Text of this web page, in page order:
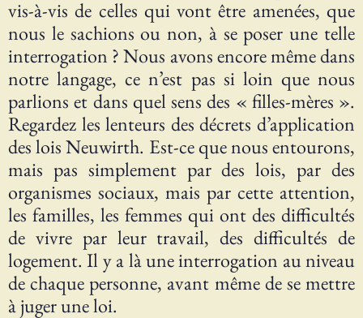
vis-à-vis de celles qui vont être amenées, que
nous le sachions ou non, à se poser une telle
interrogation ? Nous avons encore même dans
notre langage, ce n’est pas si loin que nous
parlions et dans quel sens des « filles-mères ».
Regardez les lenteurs des décrets d’application
des lois Neuwirth. Est-ce que nous entourons,
mais pas simplement par des lois, par des
organismes sociaux, mais par cette attention,
les familles, les femmes qui ont des difficultés
de vivre par leur travail, des difficultés de
logement. Il y a là une interrogation au niveau
de chaque personne, avant même de se mettre
à juger une loi.